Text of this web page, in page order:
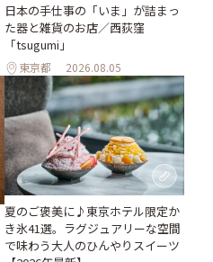
日本の手仕事の「いま」が詰まっ
た器と雑貨のお店／西荻窪
「tsugumi」
東京都 2026.08.05
夏のご褒美に♪東京ホテル限定か
き氷41選。ラグジュアリーな空間
で味わう大人のひんやりスイーツ